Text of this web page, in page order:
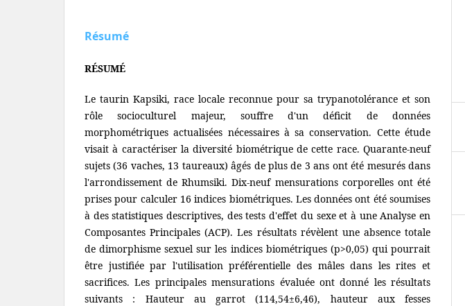
Résumé
RÉSUMÉ
Le taurin Kapsiki, race locale reconnue pour sa trypanotolérance et son
rôle socioculturel majeur, souffre d'un déficit de données
morphométriques actualisées nécessaires à sa conservation. Cette étude
visait à caractériser la diversité biométrique de cette race. Quarante-neuf
sujets (36 vaches, 13 taureaux) âgés de plus de 3 ans ont été mesurés dans
l'arrondissement de Rhumsiki. Dix-neuf mensurations corporelles ont été
prises pour calculer 16 indices biométriques. Les données ont été soumises
à des statistiques descriptives, des tests d'effet du sexe et à une Analyse en
Composantes Principales (ACP). Les résultats révèlent une absence totale
de dimorphisme sexuel sur les indices biométriques (p>0,05) qui pourrait
être justifiée par l'utilisation préférentielle des mâles dans les rites et
sacrifices. Les principales mensurations évaluée ont donné les résultats
suivants : Hauteur au garrot (114,54±6,46), hauteur aux fesses